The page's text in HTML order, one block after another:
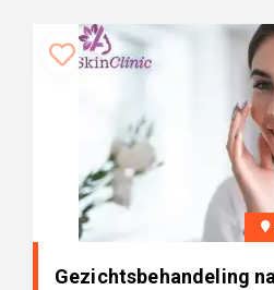
Gezichtsbehandeling